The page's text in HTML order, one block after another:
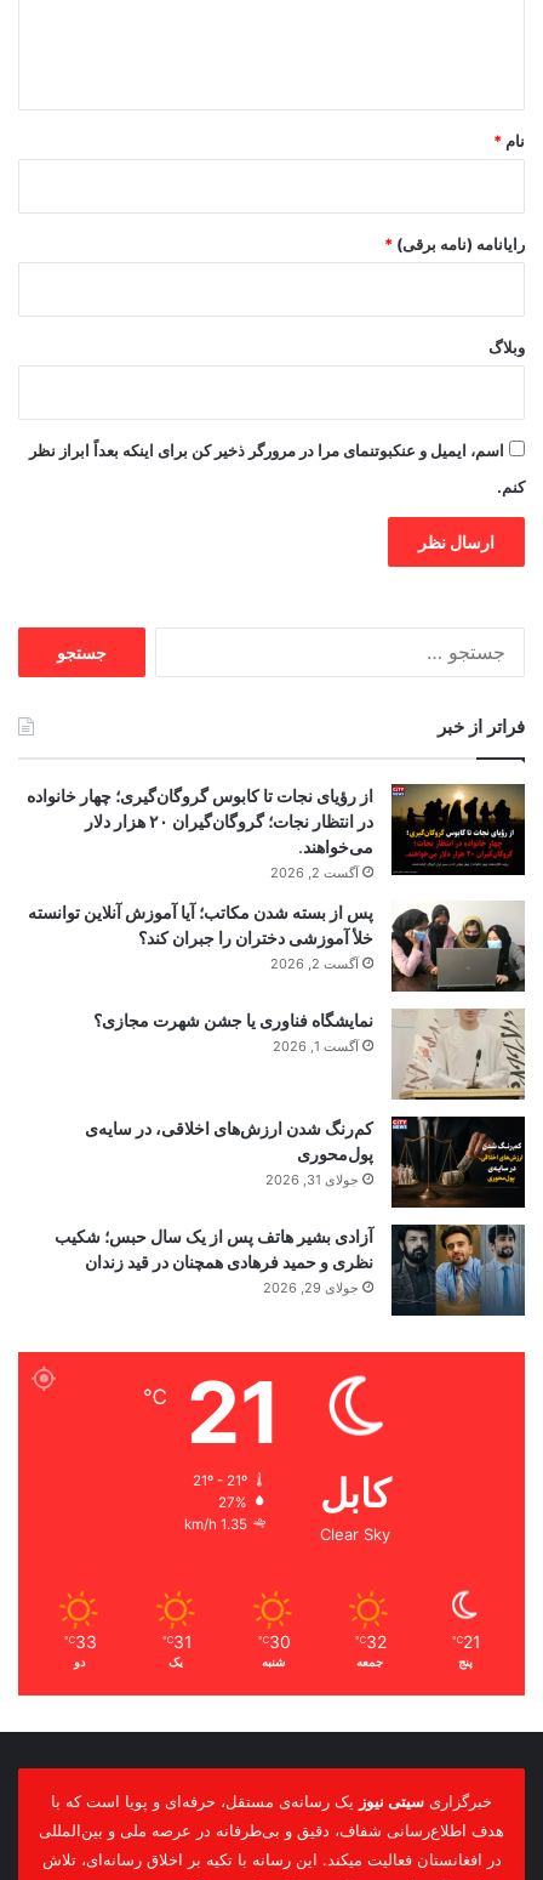
نام *
رایانامه (نامه برقی) *
وبلاگ
اسم، ایمیل و عنکبوتنمای مرا در مرورگر ذخیر کن برای اینکه بعداً ابراز نظر
کنم.
فراتر از خبر
از رؤیای نجات تا کابوس گروگان‌گیری؛ چهار خانواده
در انتظار نجات؛ گروگان‌گیران ۲۰ هزار دلار
می‌خواهند.
آگست 2, 2026
پس از بسته شدن مکاتب؛ آیا آموزش آنلاین توانسته
خلأ آموزشی دختران را جبران کند؟
آگست 2, 2026
نمایشگاه فناوری یا جشن شهرت مجازی؟
آگست 1, 2026
کم‌رنگ شدن ارزش‌های اخلاقی، در سایه‌ی
پول‌محوری
جولای 31, 2026
آزادی بشیر هاتف پس از یک سال حبس؛ شکیب
نظری و حمید فرهادی همچنان در قید زندان
جولای 29, 2026
کابل
Clear Sky
21
℃
21º - 21º
27%
1.35 km/h
21
℃
پنج
32
℃
جمعه
30
℃
شنبه
31
℃
یک
33
℃
دو
خبرگزاری سیتی نیوز یک رسانه‌ی مستقل، حرفه‌ای و پویا است که با
هدف اطلاع‌رسانی شفاف، دقیق و بی‌طرفانه در عرصه ملی و بین‌المللی
در افغانستان فعالیت میکند. این رسانه با تکیه بر اخلاق رسانه‌ای، تلاش